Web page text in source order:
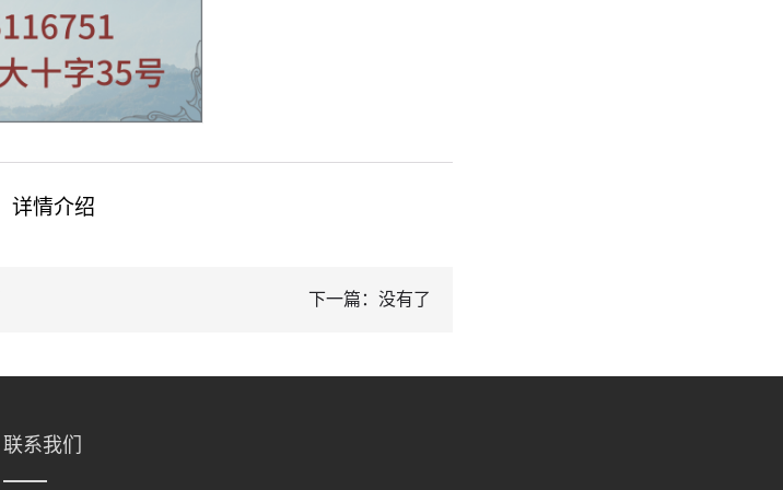
详情介绍
下一篇：没有了
联系我们